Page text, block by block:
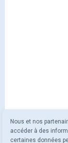
©
Nous et nos
accéder à des
certaines données